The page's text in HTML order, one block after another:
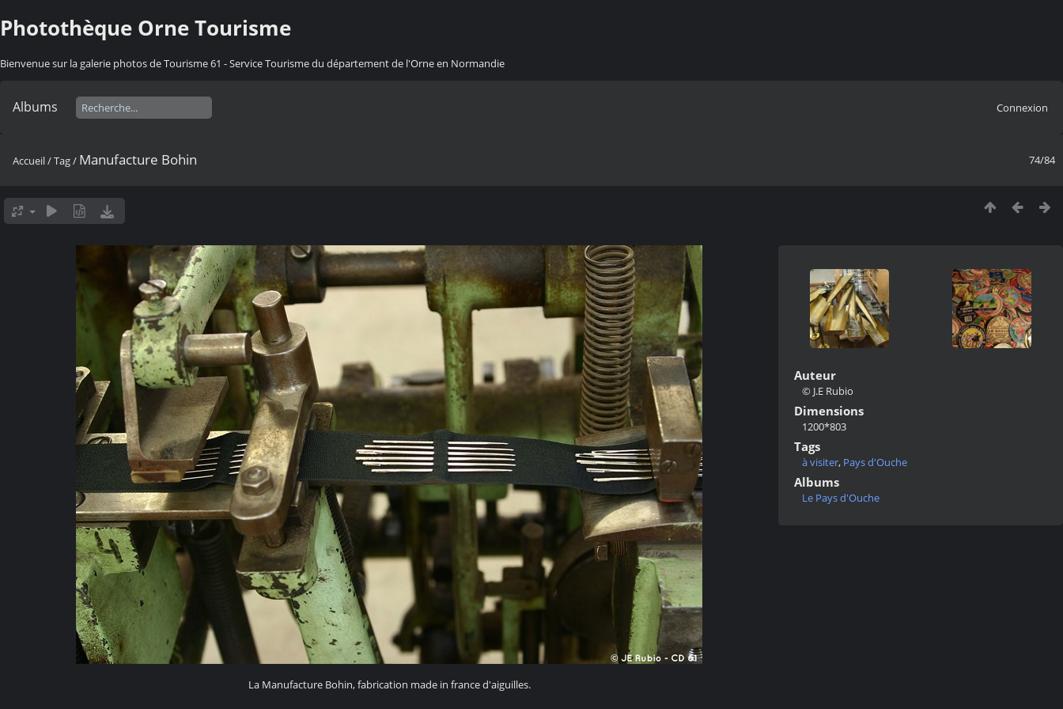
Photothèque Orne Tourisme
Bienvenue sur la galerie photos de Tourisme 61 - Service Tourisme du département de l'Orne en Normandie
Albums Connexion
74/84
Accueil/Tag/ Manufacture Bohin
La Manufacture Bohin, fabrication made in france d'aiguilles.
Auteur
© J.E Rubio
Dimensions
1200*803
Tags
à visiter, Pays d'Ouche
Albums
Le Pays d'Ouche